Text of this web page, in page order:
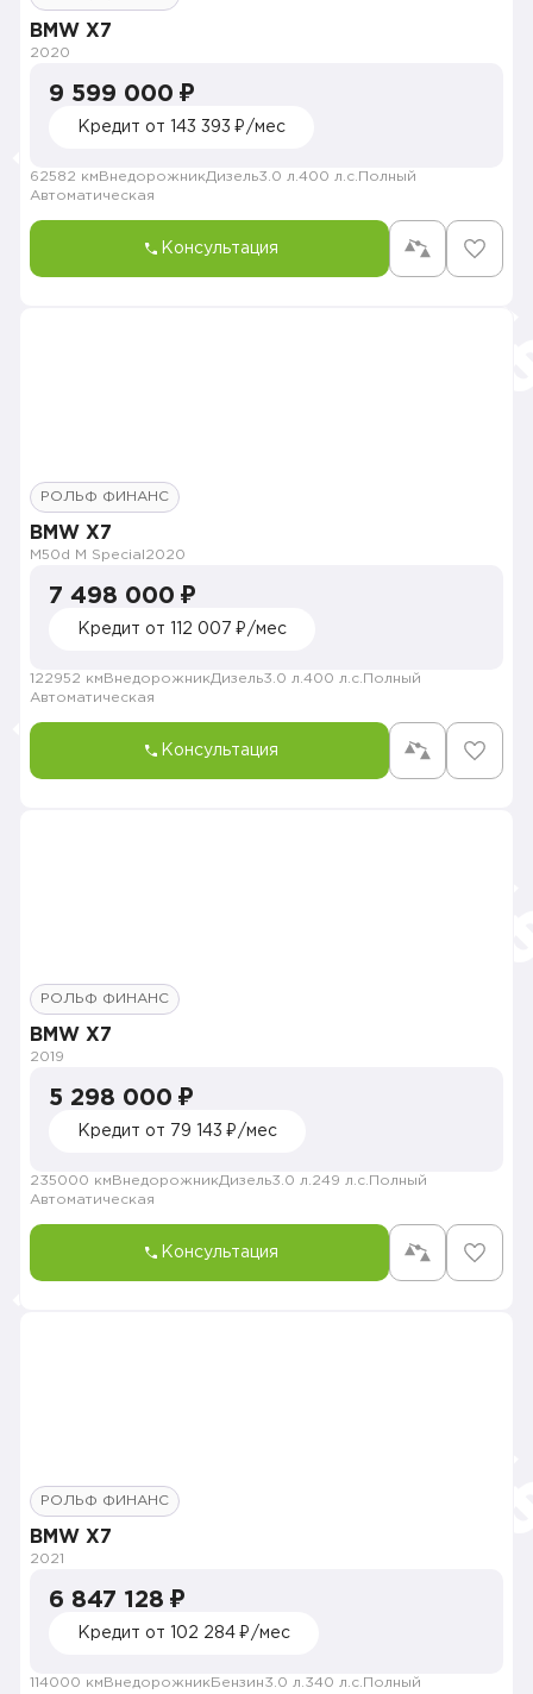
BMW X7
2020
9 599 000 ₽
Кредит от 143 393 ₽/мес
62582 км ВнедорожникДизель3.0 л. 400 л.с. Полный
Автоматическая
Консультация
РОЛЬФ ФИНАНС
BMW X7
M50d M Special 2020
7 498 000 ₽
Кредит от 112 007 ₽/мес
122952 км ВнедорожникДизель3.0 л. 400 л.с. Полный
Автоматическая
Консультация
РОЛЬФ ФИНАНС
BMW X7
2019
5 298 000 ₽
Кредит от 79 143 ₽/мес
235000 км ВнедорожникДизель3.0 л. 249 л.с. Полный
Автоматическая
Консультация
РОЛЬФ ФИНАНС
BMW X7
2021
6 847 128 ₽
Кредит от 102 284 ₽/мес
114000 км Внедорожник Бензин3.0 л. 340 л.с. Полный